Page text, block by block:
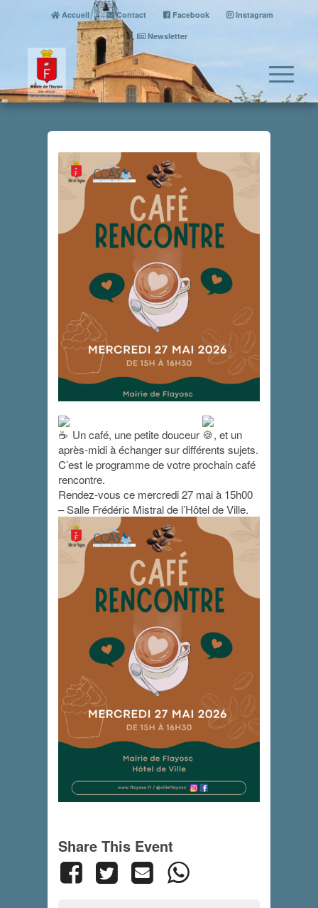
Accueil Contact Facebook
Instagram
Newsletter
Café rencontre
mai 27 - 15 h 00 min
Un café, une petite douceur
, et un
après-midi à échanger sur différents sujets.
C’est le programme de votre prochain café
rencontre.
Rendez-vous ce mercredi 27 mai à 15h00
– Salle Frédéric Mistral de l’Hôtel de Ville.
Share This Event